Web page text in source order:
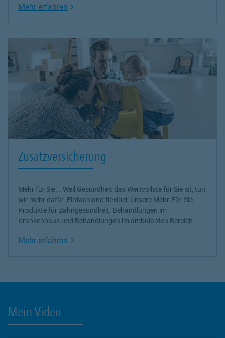
Mehr erfahren Link Opens in New Tab
Zusatzversicherung
Mehr für Sie... Weil Gesundheit das Wertvollste für Sie ist, tun
wir mehr dafür. Einfach und flexibel: Unsere Mehr-Für-Sie-
Produkte für Zahngesundheit, Behandlungen im
Krankenhaus und Behandlungen im ambulanten Bereich.
Mehr erfahren Link Opens in New Tab
Mein Video